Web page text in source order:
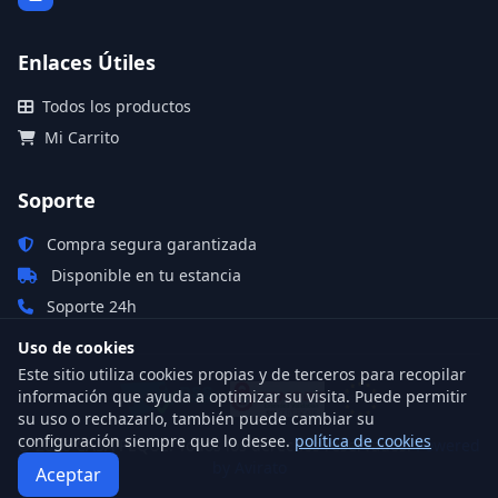
Enlaces Útiles
Todos los productos
Mi Carrito
Soporte
Compra segura garantizada
Disponible en tu estancia
Soporte 24h
© 2026 CASA PEQUE. Todos los derechos reservados.Powered
Uso de cookies
Este sitio utiliza cookies propias y de terceros para recopilar
información que ayuda a optimizar su visita. Puede permitir
su uso o rechazarlo, también puede cambiar su
configuración siempre que lo desee. política de cookies
Aceptar